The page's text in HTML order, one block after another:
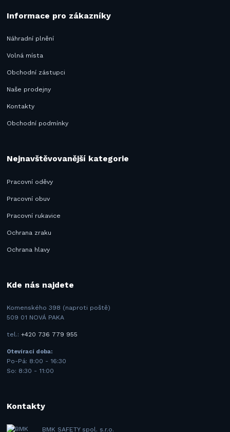
Informace pro zákazníky
Náhradní plnění
Volná místa
Obchodní zástupci
Naše prodejny
Kontakty
Obchodní podmínky
Nejnavštěvovanější kategorie
Pracovní oděvy
Pracovní obuv
Pracovní rukavice
Ochrana zraku
Ochrana hlavy
Kde nás najdete
Komenského 398 (naproti poště)
509 01 NOVÁ PAKA
tel.:+420 736 779 955
Otevírací doba:
Po-Pá: 8:00 - 16:30
So: 8:30 - 11:00
Kontakty
BMK SAFETY spol. s.r.o.